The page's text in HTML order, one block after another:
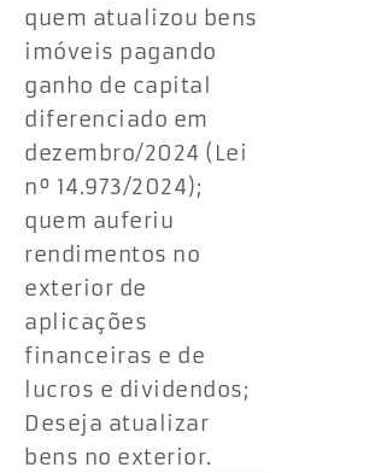
quem atualizou bens
imóveis pagando
ganho de capital
diferenciado em
dezembro/2024 (Lei
nº 14.973/2024);
quem auferiu
rendimentos no
exterior de
aplicações
financeiras e de
lucros e dividendos;
Deseja atualizar
bens no exterior.